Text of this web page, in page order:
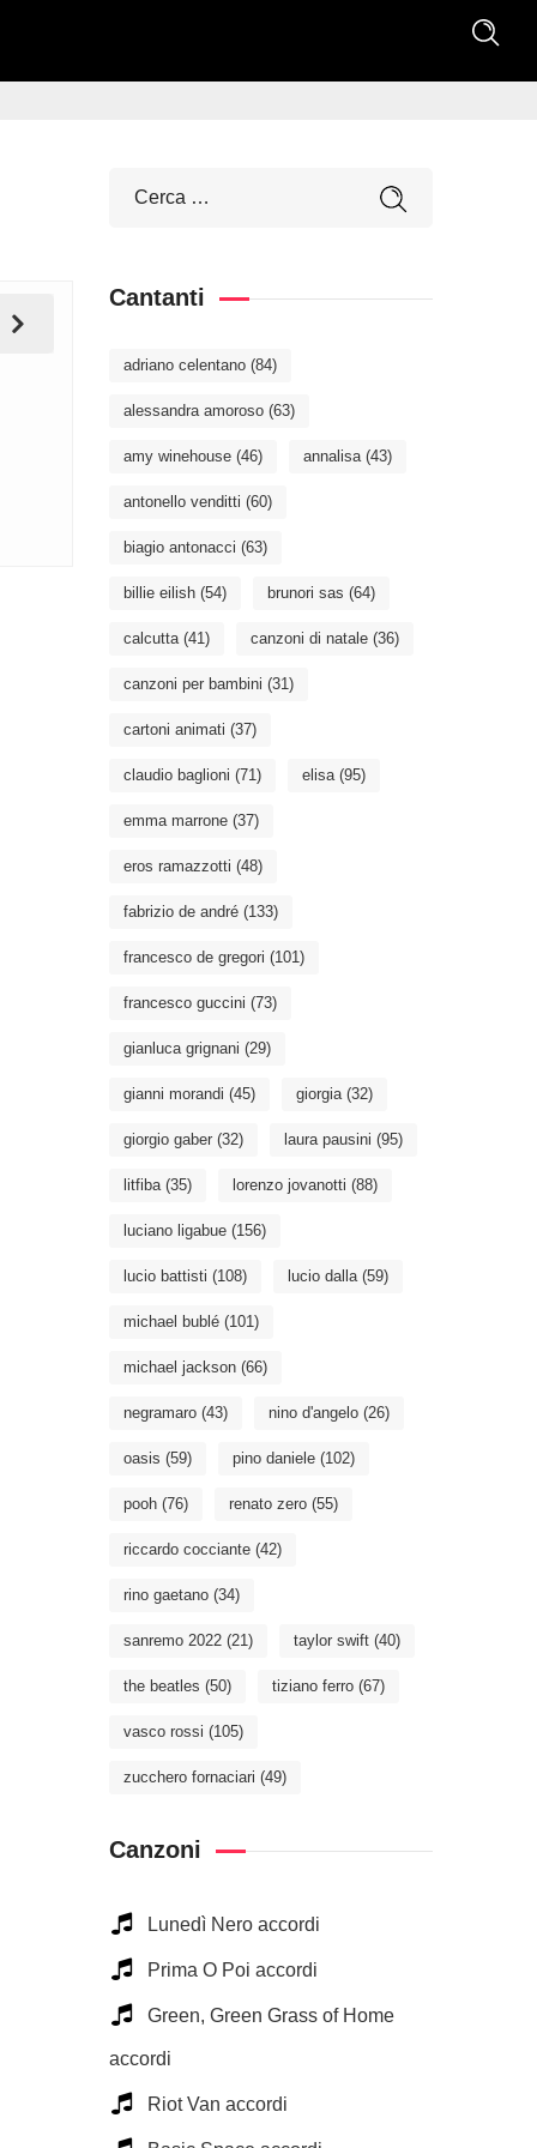
Cantanti
adriano celentano (84)
alessandra amoroso (63)
amy winehouse (46) annalisa(43)
antonello venditti (60)
biagio antonacci (63)
billie eilish (54) brunori sas (64)
calcutta(41) canzoni di natale (36)
canzoni per bambini (31)
cartoni animati (37)
claudio baglioni (71) elisa(95)
emma marrone (37)
eros ramazzotti (48)
fabrizio de andré (133)
francesco de gregori (101)
francesco guccini (73)
gianluca grignani (29)
gianni morandi (45) giorgia(32)
giorgio gaber (32) laura pausini (95)
litfiba(35) lorenzo jovanotti (88)
luciano ligabue (156)
lucio battisti (108) lucio dalla(59)
michael bublé (101)
michael jackson (66)
negramaro (43) nino d'angelo (26)
oasis (59) pino daniele (102)
pooh (76) renato zero (55)
riccardo cocciante (42)
rino gaetano (34)
sanremo 2022 (21) taylor swift (40)
the beatles (50) tiziano ferro (67)
vasco rossi (105)
zucchero fornaciari (49)
Canzoni
Lunedì Nero accordi
Prima O Poi accordi
Green, Green Grass of Home
accordi
Riot Van accordi